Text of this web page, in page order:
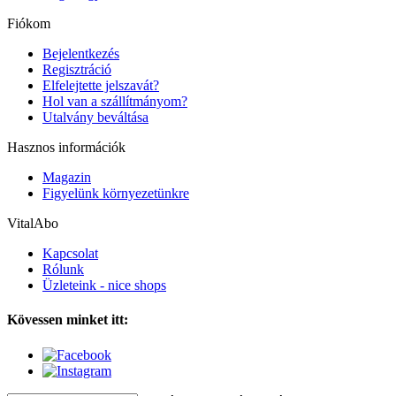
Fiókom
Bejelentkezés
Regisztráció
Elfelejtette jelszavát?
Hol van a szállítmányom?
Utalvány beváltása
Hasznos információk
Magazin
Figyelünk környezetünkre
VitalAbo
Kapcsolat
Rólunk
Üzleteink - nice shops
Kövessen minket itt: